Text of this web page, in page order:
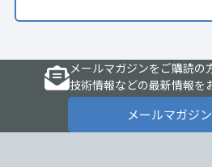
メールマガジンをご購読の
技術情報などの最新情報を
メールマガジ